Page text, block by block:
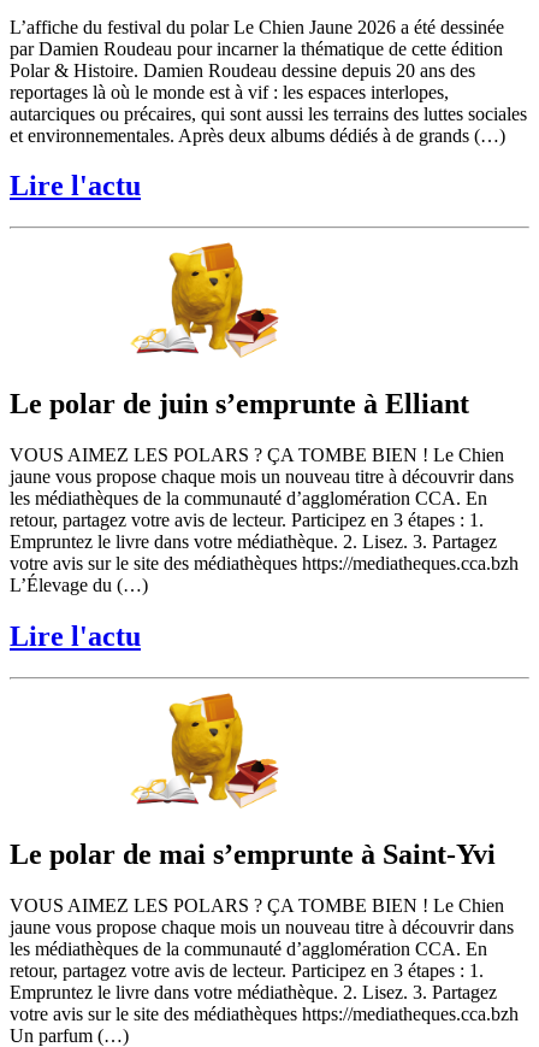
L’affiche du festival du polar Le Chien Jaune 2026 a été dessinée
par Damien Roudeau pour incarner la thématique de cette édition
Polar & Histoire. Damien Roudeau dessine depuis 20 ans des
reportages là où le monde est à vif : les espaces interlopes,
autarciques ou précaires, qui sont aussi les terrains des luttes sociales
et environnementales. Après deux albums dédiés à de grands (…)
Lire l'actu
Le polar de juin s’emprunte à Elliant
VOUS AIMEZ LES POLARS ? ÇA TOMBE BIEN ! Le Chien
jaune vous propose chaque mois un nouveau titre à découvrir dans
les médiathèques de la communauté d’agglomération CCA. En
retour, partagez votre avis de lecteur. Participez en 3 étapes : 1.
Empruntez le livre dans votre médiathèque. 2. Lisez. 3. Partagez
votre avis sur le site des médiathèques https://mediatheques.cca.bzh
L’Élevage du (…)
Lire l'actu
Le polar de mai s’emprunte à Saint-Yvi
VOUS AIMEZ LES POLARS ? ÇA TOMBE BIEN ! Le Chien
jaune vous propose chaque mois un nouveau titre à découvrir dans
les médiathèques de la communauté d’agglomération CCA. En
retour, partagez votre avis de lecteur. Participez en 3 étapes : 1.
Empruntez le livre dans votre médiathèque. 2. Lisez. 3. Partagez
votre avis sur le site des médiathèques https://mediatheques.cca.bzh
Un parfum (…)